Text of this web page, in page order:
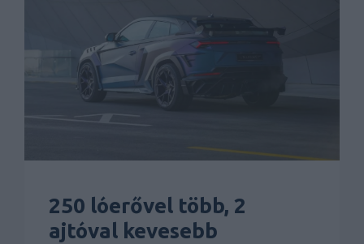
250 lóerővel több, 2
ajtóval kevesebb